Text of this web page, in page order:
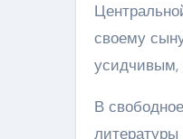
своему
усидчивым,
В
литературы